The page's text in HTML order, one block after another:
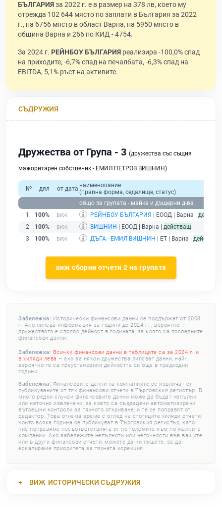
БЪЛГАРИЯза 2022 г. е в размер на 378 лв, което му
отрежда 102 644 място по заплати в България за 2022
г., на 6756 място в област Варна, на 5950 място в
община Варна и 266 по КИД - 4754.
За 2024 г. РЕЙНБОУ БЪЛГАРИЯ реализира -100,0% спад
на приходите, -6,7% спад на печалбата, -6,3% спад на
EBITDA, 5,1% ръст на активите.
СЪДРУЖИЯ
Дружества от Група - 3 (дружества със същия
мажоритарен собственик - ЕМИЛ ПЕТРОВ ВИШНИН)
№ дял от дата наименование
(правна форма, седалище, статус)
общо за групата - майка и дъщерни д-ва
1
100% РЕЙНБОУ БЪЛГАРИЯ | ЕООД | Варна |
2
100% ВИШНИН | ЕООД | Варна | действащ
3
100% ДЪГА - ЕМИЛ ВИШНИН | ЕТ | Варна | действащ
виж сборни отчети 2 на групата
Забележка: Исторически финансови данни се поддържат от 2008
г. Ако липсва информация за години до 2024 г. , вероятно
дружеството е спряло дейност в годината, за която са последните
финансови данни.
Забележка: Всички финансови данни в таблиците са за 2024 г. и
в хиляди лева – ако за някои дружества липсват данни, най-
вероятно те са преустановили дейността си още в предходни
години.
Забележка: Финансовите данни на компаниите се извличат от
публикуваните от тях финансови отчети в Търговския регистър. В
много редки случаи финансовите данни може да бъдат непълни
или неточно извлечени, за което са създадени автоматизирани
вътрешни контроли за тяхното откриване, и те се поправят от
редактор. Това отнема време с оглед на стотиците хиляди отчети,
които всяка година се публикуват в Търговския регистър, като
ние поправяме несъответствията от по-големите към по-малките
компании. Ако забележите непълноти или неточности във вашите
или в други финансови отчети, можете да ни пишете, за да
ескалираме приоритета за тяхната корекция.
ВИЖ ИСТОРИЧЕСКИ СЪДРУЖИЯ